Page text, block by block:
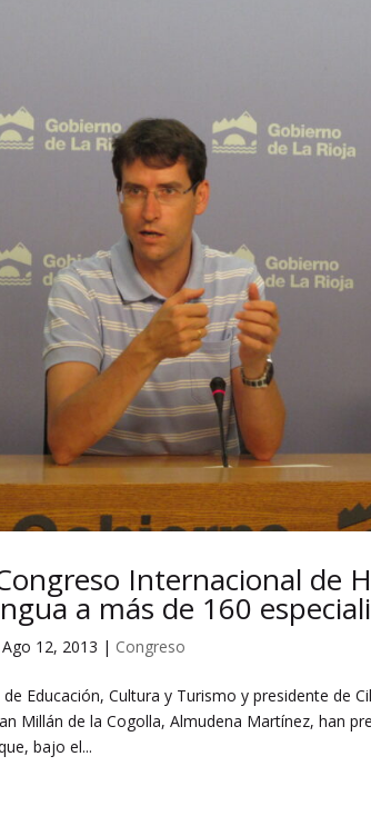
Internacional de
a más de 160
Ago 12, 2013 | Congreso
Educación, Cultura y Turismo y presidente de
Millán de la Cogolla, Almudena Martínez, han
bajo el...